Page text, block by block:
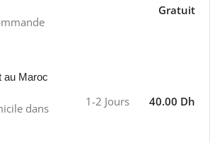
Gratuit
au Maroc
dans
1-2 Jours 40.00 Dh